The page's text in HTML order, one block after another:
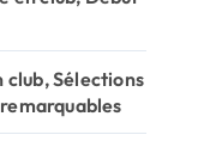
Sélections